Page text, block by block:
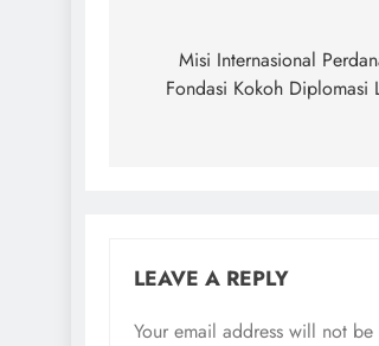
navigation
Misi Internasional
Fondasi Kokoh Diplomasi
LEAVE A REPLY
Your email address will not